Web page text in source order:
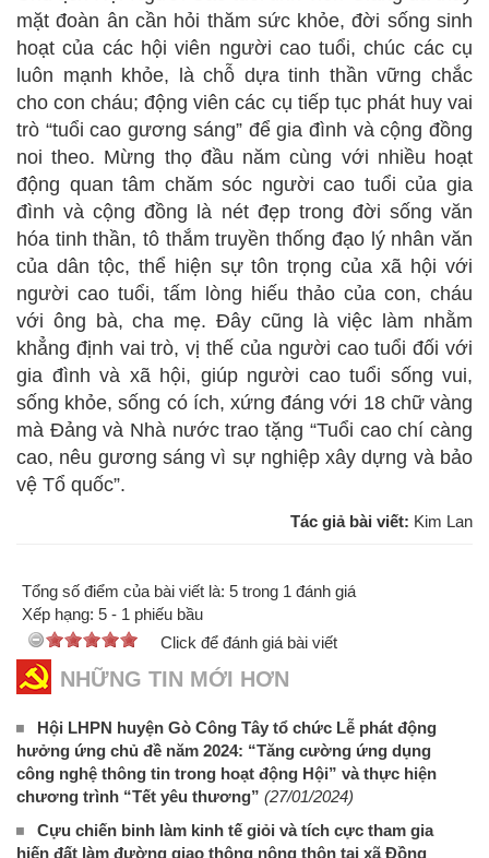
mặt đoàn ân cần hỏi thăm sức khỏe, đời sống sinh
hoạt của các hội viên người cao tuổi, chúc các cụ
luôn mạnh khỏe, là chỗ dựa tinh thần vững chắc
cho con cháu; động viên các cụ tiếp tục phát huy vai
trò “tuổi cao gương sáng” để gia đình và cộng đồng
noi theo. Mừng thọ đầu năm cùng với nhiều hoạt
động quan tâm chăm sóc người cao tuổi của gia
đình và cộng đồng là nét đẹp trong đời sống văn
hóa tinh thần, tô thắm truyền thống đạo lý nhân văn
của dân tộc, thể hiện sự tôn trọng của xã hội với
người cao tuổi, tấm lòng hiếu thảo của con, cháu
với ông bà, cha mẹ. Đây cũng là việc làm nhằm
khẳng định vai trò, vị thế của người cao tuổi đối với
gia đình và xã hội, giúp người cao tuổi sống vui,
sống khỏe, sống có ích, xứng đáng với 18 chữ vàng
mà Đảng và Nhà nước trao tặng “Tuổi cao chí càng
cao, nêu gương sáng vì sự nghiệp xây dựng và bảo
vệ Tổ quốc”.
Tác giả bài viết: Kim Lan
Tổng số điểm của bài viết là: 5 trong 1 đánh giá
Xếp hạng: 5 - 1 phiếu bầu
Click để đánh giá bài viết
NHỮNG TIN MỚI HƠN
Hội LHPN huyện Gò Công Tây tổ chức Lễ phát động
hưởng ứng chủ đề năm 2024: “Tăng cường ứng dụng
công nghệ thông tin trong hoạt động Hội” và thực hiện
chương trình “Tết yêu thương” (27/01/2024)
Cựu chiến binh làm kinh tế giỏi và tích cực tham gia
hiến đất làm đường giao thông nông thôn tại xã Đồng